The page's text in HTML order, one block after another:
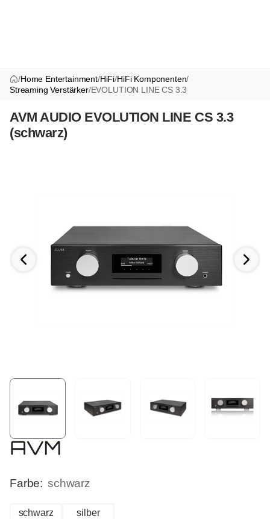
/Home Entertainment/HiFi/HiFi Komponenten/
Streaming Verstärker/EVOLUTION LINE CS 3.3
AVM AUDIO EVOLUTION LINE CS 3.3
(schwarz)
Farbe: schwarz
schwarz silber